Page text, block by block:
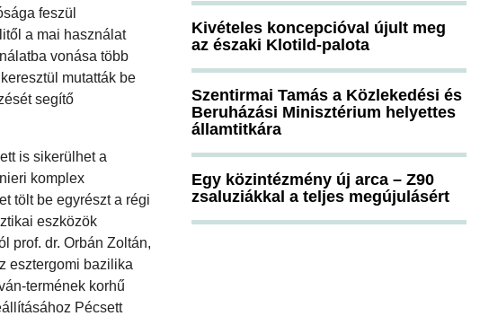
feszül
a mai használat
vonása több
mutatták be
segítő
is sikerülhet a
komplex
tölt be egyrészt a régi
eszközök
prof. dr. Orbán Zoltán,
esztergomi bazilika
termének korhű
Pécsett
Kivételes koncepcióval újult meg
az északi Klotild-palota
Szentirmai Tamás a Közlekedési és
Beruházási Minisztérium helyettes
államtitkára
Egy közintézmény új arca – Z90
zsaluziákkal a teljes megújulásért